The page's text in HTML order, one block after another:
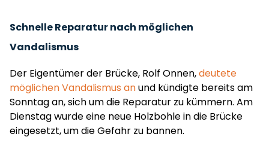
Schnelle Reparatur nach möglichen
Vandalismus
Der Eigentümer der Brücke, Rolf Onnen,deutete
möglichen Vandalismus anund kündigte bereits am
Sonntag an, sich um die Reparatur zu kümmern. Am
Dienstag wurde eine neue Holzbohle in die Brücke
eingesetzt, um die Gefahr zu bannen.